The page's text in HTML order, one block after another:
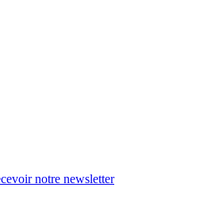
notre newsletter